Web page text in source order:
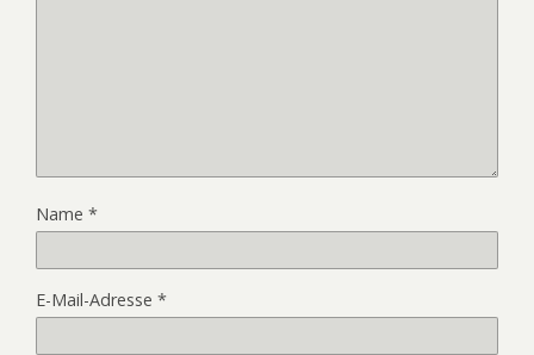
Name *
E-Mail-Adresse *